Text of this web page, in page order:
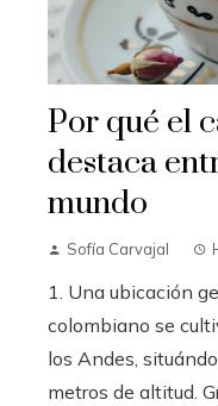
Por qué el
destaca
mundo
Sofía Carvajal
1. Una ubicación
colombiano se
los Andes,
metros de altitud.